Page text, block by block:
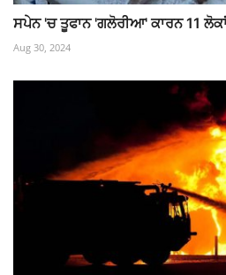
ਸਪੇਨ 'ਚ ਤੂਫਾਨ 'ਗਲੋਰੀਆ' ਕਾਰਨ 11
Aug 30, 2024